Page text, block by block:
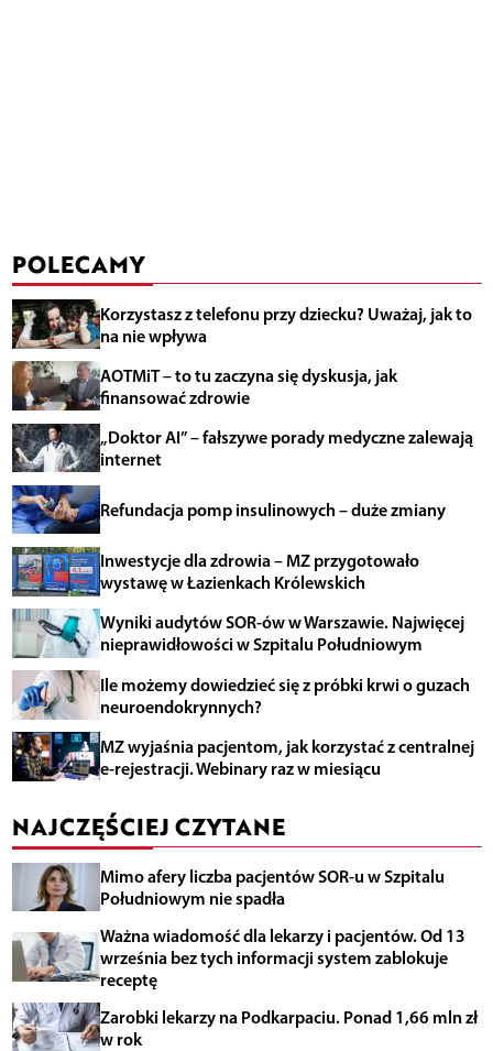
POLECAMY
Korzystasz z telefonu przy dziecku? Uważaj, jak to
na nie wpływa
AOTMiT – to tu zaczyna się dyskusja, jak
finansować zdrowie
„Doktor AI” – fałszywe porady medyczne zalewają
internet
Refundacja pomp insulinowych – duże zmiany
Inwestycje dla zdrowia – MZ przygotowało
wystawę w Łazienkach Królewskich
Wyniki audytów SOR-ów w Warszawie. Najwięcej
nieprawidłowości w Szpitalu Południowym
Ile możemy dowiedzieć się z próbki krwi o guzach
neuroendokrynnych?
MZ wyjaśnia pacjentom, jak korzystać z centralnej
e-rejestracji. Webinary raz w miesiącu
NAJCZĘŚCIEJ CZYTANE
Mimo afery liczba pacjentów SOR-u w Szpitalu
Południowym nie spadła
Ważna wiadomość dla lekarzy i pacjentów. Od 13
września bez tych informacji system zablokuje
receptę
Zarobki lekarzy na Podkarpaciu. Ponad 1,66 mln zł
w rok